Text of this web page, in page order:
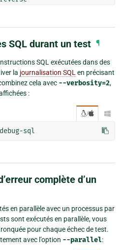
SQL durant un test ¶
SQL exécutées dans des
la journalisation SQL en précisant
cela avec --verbosity=2,
:
/ 
complète d’un
en parallèle avec un processus par
sont exécutés en parallèle, vous
pour chaque échec de test.
avec l’option --parallel: